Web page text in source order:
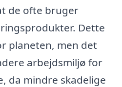
de ofte bruger
Dette
planeten, men det
arbejdsmiljø for
da mindre skadelige